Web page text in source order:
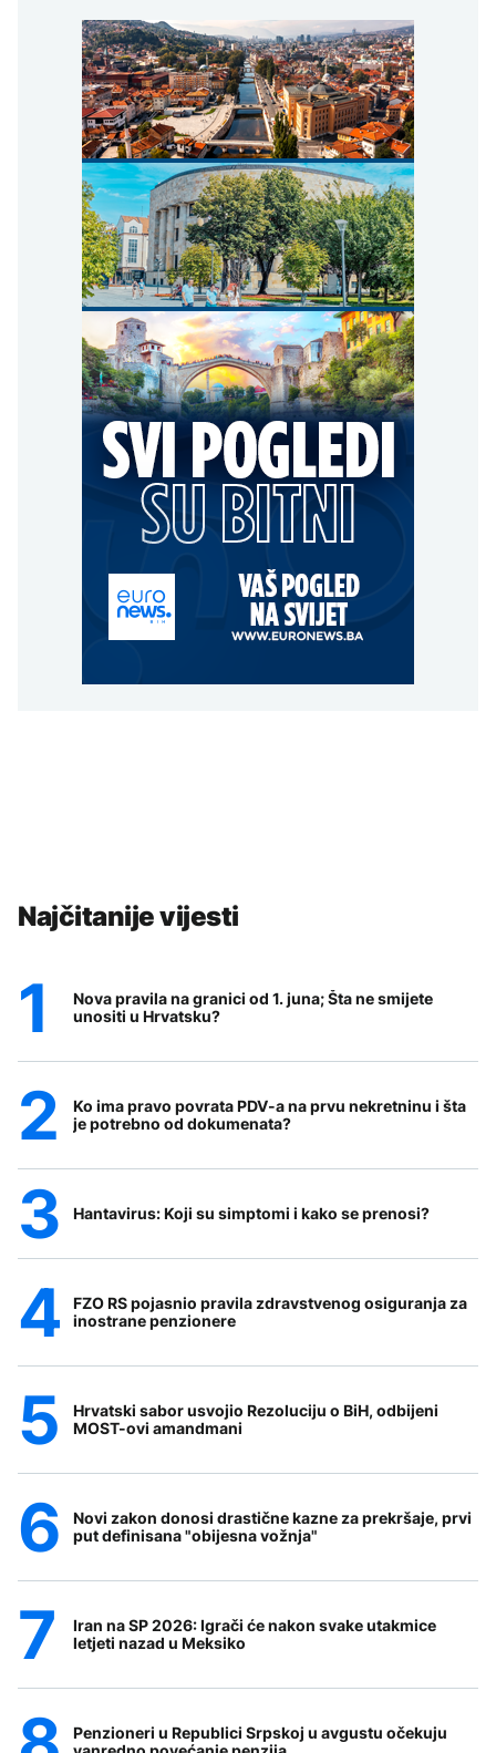
Najčitanije vijesti
Nova pravila na granici od 1. juna; Šta ne smijete
unositi u Hrvatsku?
Ko ima pravo povrata PDV-a na prvu nekretninu i šta
je potrebno od dokumenata?
Hantavirus: Koji su simptomi i kako se prenosi?
FZO RS pojasnio pravila zdravstvenog osiguranja za
inostrane penzionere
Hrvatski sabor usvojio Rezoluciju o BiH, odbijeni
MOST-ovi amandmani
Novi zakon donosi drastične kazne za prekršaje, prvi
put definisana "obijesna vožnja"
Iran na SP 2026: Igrači će nakon svake utakmice
letjeti nazad u Meksiko
Penzioneri u Republici Srpskoj u avgustu očekuju